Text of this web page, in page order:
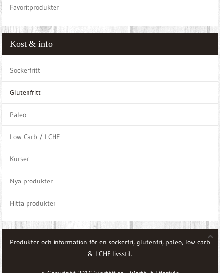
Favoritprodukter
Kost & info
Sockerfritt
Glutenfritt
Paleo
Low Carb / LCHF
Kurser
Nya produkter
Hitta produkter
Produkter och information för en sockerfri, glutenfri, paleo, low carb
& LCHF livsstil.